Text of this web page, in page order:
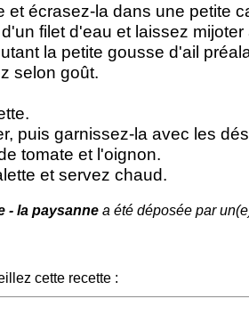
et écrasez-la dans une petite
filet d'eau et laissez mijoter
la petite gousse d'ail
selon goût.
puis garnissez-la avec les
tomate et l'oignon.
et servez chaud.
- la paysanne a été déposée par
cette recette :